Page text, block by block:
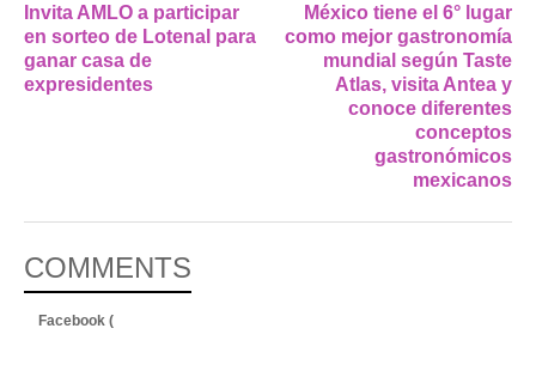
Invita AMLO a participar
en sorteo de Lotenal para
ganar casa de
expresidentes
México tiene el 6° lugar
como mejor gastronomía
mundial según Taste
Atlas, visita Antea y
conoce diferentes
conceptos
gastronómicos
mexicanos
COMMENTS
Facebook (